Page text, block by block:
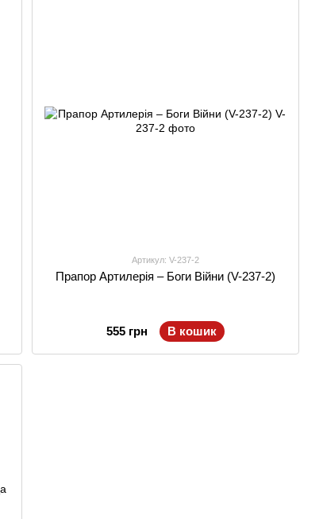
Артикул: V-237-2
Прапор Артилерія – Боги Війни (V-237-2)
555 грн В кошик